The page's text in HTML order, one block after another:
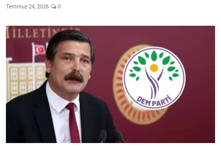
Temmuz 24, 2026 0